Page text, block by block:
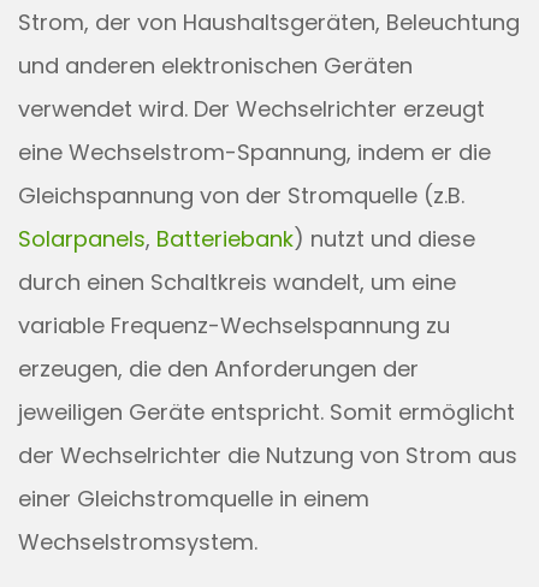
Strom, der von Haushaltsgeräten, Beleuchtung
und anderen elektronischen Geräten
verwendet wird. Der Wechselrichter erzeugt
eine Wechselstrom-Spannung, indem er die
Gleichspannung von der Stromquelle (z.B.
Solarpanels, Batteriebank) nutzt und diese
durch einen Schaltkreis wandelt, um eine
variable Frequenz-Wechselspannung zu
erzeugen, die den Anforderungen der
jeweiligen Geräte entspricht. Somit ermöglicht
der Wechselrichter die Nutzung von Strom aus
einer Gleichstromquelle in einem
Wechselstromsystem.